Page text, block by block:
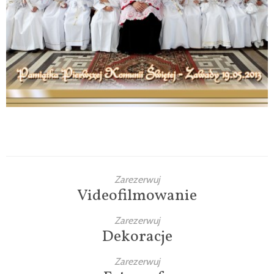
Komunie
Wesela
Chrzty
Zarezerwuj
Videofilmowanie
Zarezerwuj
Dekoracje
Zarezerwuj